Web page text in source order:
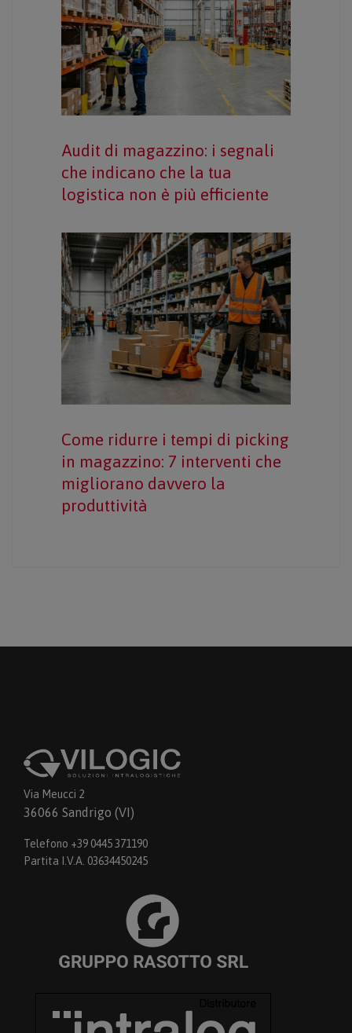
Audit di magazzino: i segnali
che indicano che la tua
logistica non è più efficiente
Come ridurre i tempi di picking
in magazzino: 7 interventi che
migliorano davvero la
produttività
Via Meucci 2
36066 Sandrigo (VI)
Telefono +39 0445 371190
Partita I.V.A. 03634450245